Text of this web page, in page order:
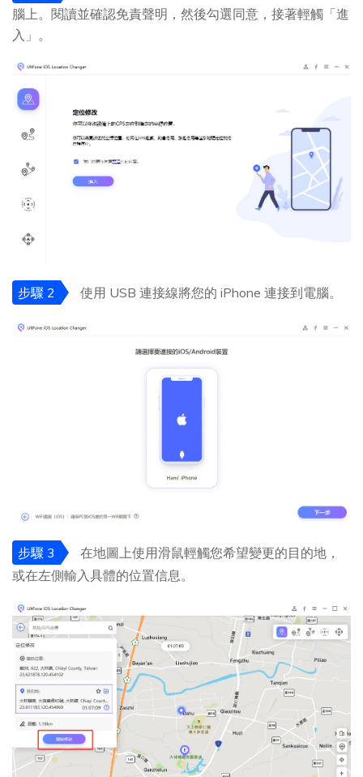
腦上。閱讀並確認免責聲明，然後勾選同意，接著輕觸「進
入」。
步驟 2 使用 USB 連接線將您的 iPhone 連接到電腦。
步驟 3
在地圖上使用滑鼠輕觸您希望變更的目的地，
或在左側輸入具體的位置信息。